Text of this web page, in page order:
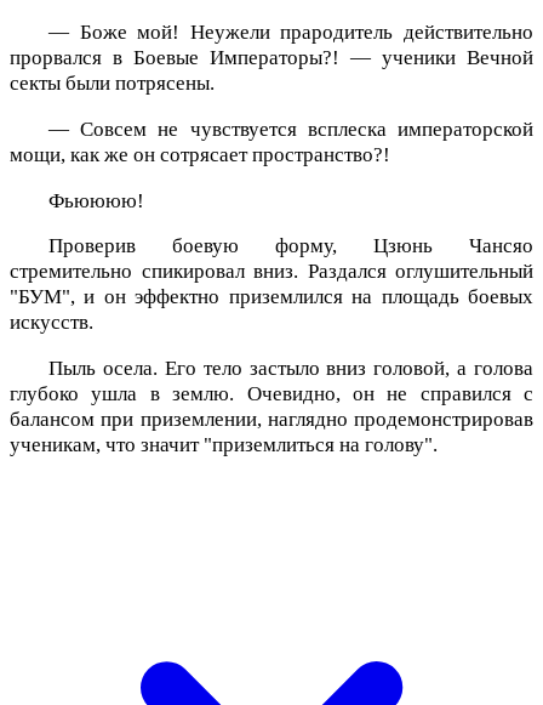
— Боже мой! Неужели прародитель действительно
прорвался в Боевые Императоры?! — ученики Вечной
секты были потрясены.
— Совсем не чувствуется всплеска императорской
мощи, как же он сотрясает пространство?!
Фьюююю!
Проверив боевую форму, Цзюнь Чансяо
стремительно спикировал вниз. Раздался оглушительный
"БУМ", и он эффектно приземлился на площадь боевых
искусств.
Пыль осела. Его тело застыло вниз головой, а голова
глубоко ушла в землю. Очевидно, он не справился с
балансом при приземлении, наглядно продемонстрировав
ученикам, что значит "приземлиться на голову".